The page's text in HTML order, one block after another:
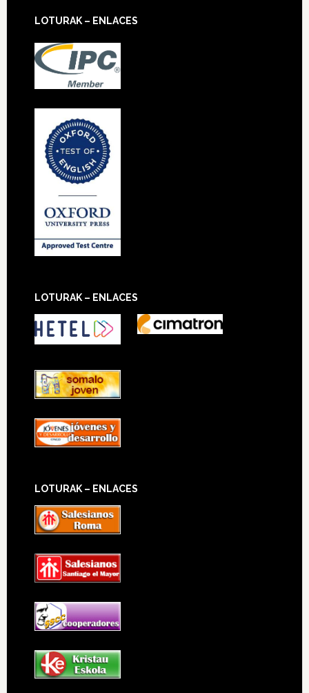
LOTURAK – ENLACES
LOTURAK – ENLACES
LOTURAK – ENLACES